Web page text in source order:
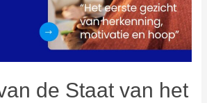
de Staat van het